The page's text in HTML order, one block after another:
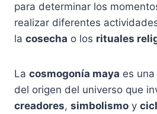
para determinar los
realizar diferentes
la cosecha o los rituales
La cosmogonía maya es
del origen del universo que
creadores, simbolismo y